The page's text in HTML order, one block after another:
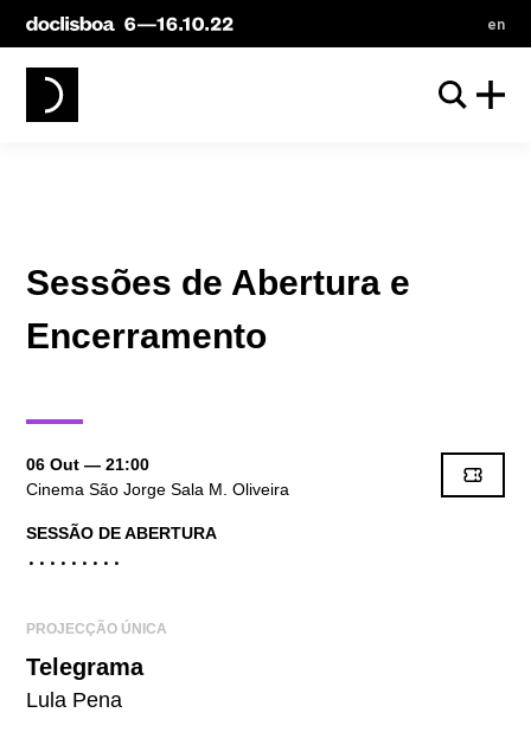
en
Sessões de Abertura e
Encerramento
06 Out — 21:00
Cinema São Jorge Sala M. Oliveira
SESSÃO DE ABERTURA
.........
PROJECÇÃO ÚNICA
Telegrama
Lula Pena